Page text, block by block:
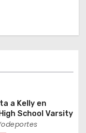
a Kelly en
School Varsity